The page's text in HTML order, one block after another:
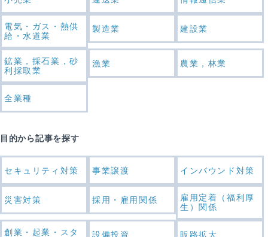
電気・ガス・熱供
給・水道業
製造業 建設業
鉱業，採石業，砂
利採取業
漁業 農業，林業
全業種
目的から記事を探す
セキュリティ対策 事業譲渡 インバウンド対策
災害対策 採用・雇用関係
雇用定着（福利厚
生）関係
創業・起業・スタ
設備投資 販路拡大